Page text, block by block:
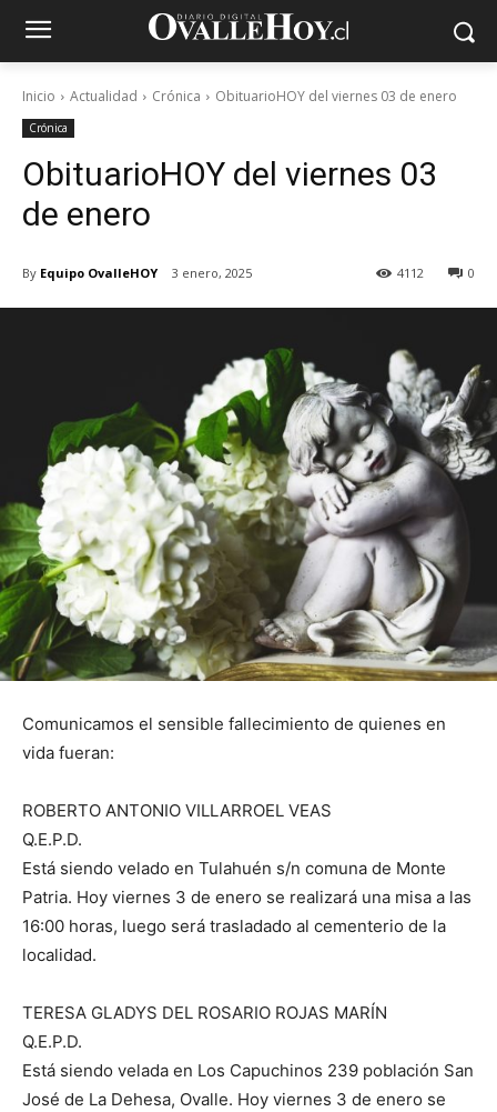
Inicio Actualidad Crónica ObituarioHOY del viernes 03 de enero
Crónica
ObituarioHOY del viernes 03
de enero
By Equipo OvalleHOY 3 enero, 2025 0
4112
Comunicamos el sensible fallecimiento de quienes en
vida fueran:
ROBERTO ANTONIO VILLARROEL VEAS
Q.E.P.D.
Está siendo velado en Tulahuén s/n comuna de Monte
Patria. Hoy viernes 3 de enero se realizará una misa a las
16:00 horas, luego será trasladado al cementerio de la
localidad.
TERESA GLADYS DEL ROSARIO ROJAS MARÍN
Q.E.P.D.
Está siendo velada en Los Capuchinos 239 población San
José de La Dehesa, Ovalle. Hoy viernes 3 de enero se